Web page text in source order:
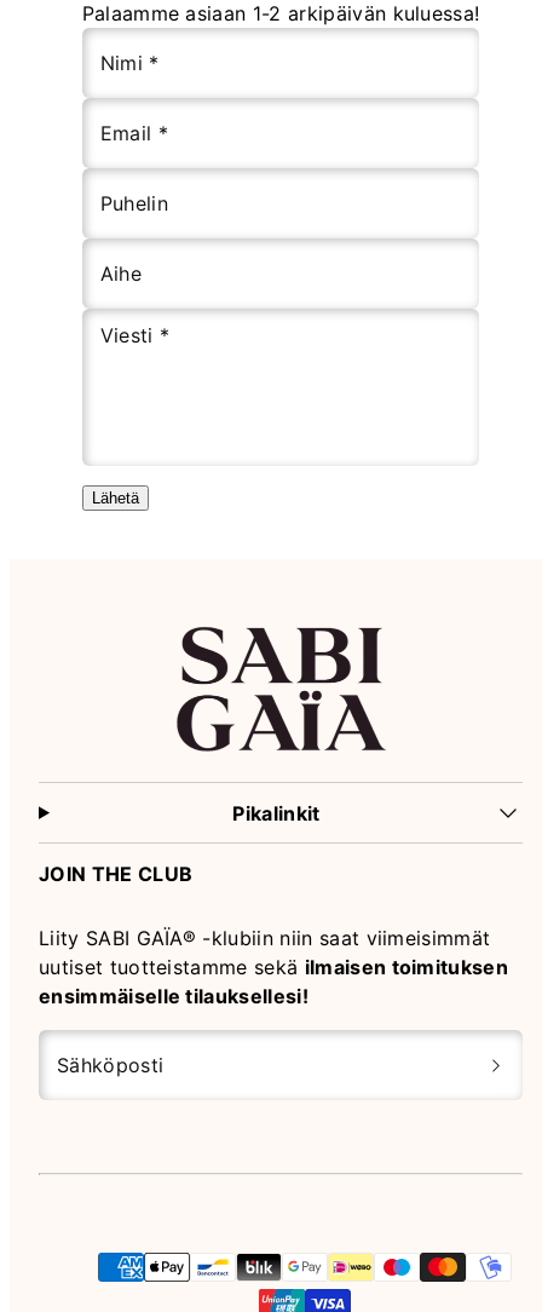
Palaamme asiaan 1-2 arkipäivän kuluessa!
Nimi *
Email *
Puhelin
Aihe
Viesti *
Lähetä
Pikalinkit
JOIN THE CLUB
Liity SABI GAÏA® -klubiin niin saat viimeisimmät
uutiset tuotteistamme sekä ilmaisen toimituksen
ensimmäiselle tilauksellesi!
Sähköposti
Maksutavat
Instagram